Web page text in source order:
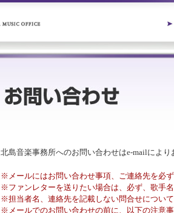
北島音楽事務所へのお問い合わせはe-mailにより
※メールにはお問い合わせ事項、ご連絡先を必ず
※ファンレターを送りたい場合は、必ず、歌手名
※担当者名、連絡先を記載しない問合せについ
※メールでのお問い合わせの前に、以下の注意